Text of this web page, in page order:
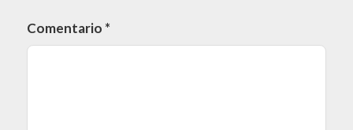
Comentario *